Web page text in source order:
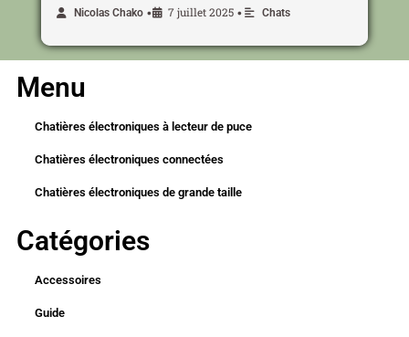
Nicolas Chako • 7 juillet 2025 • Chats
Menu
Chatières électroniques à lecteur de puce
Chatières électroniques connectées
Chatières électroniques de grande taille
Catégories
Accessoires
Guide